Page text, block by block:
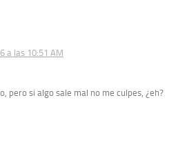
a las 10:51 AM
pero si algo sale mal no me culpes, ¿eh?